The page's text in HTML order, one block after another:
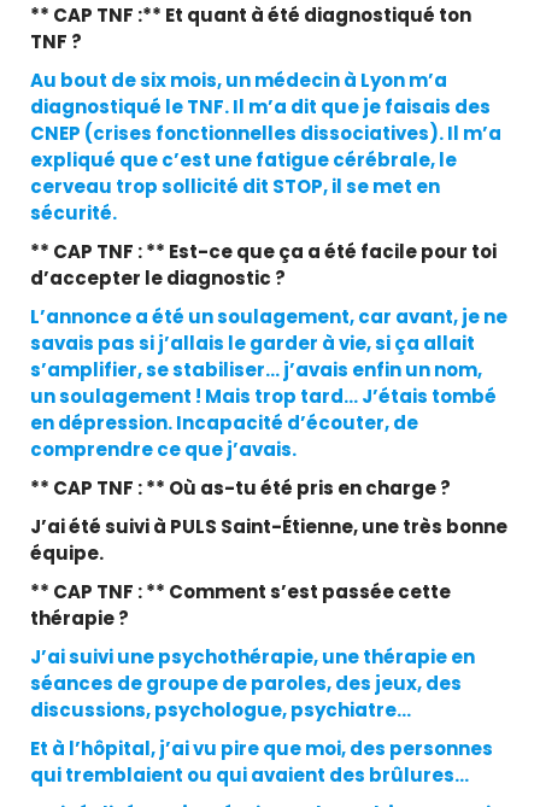
** CAP TNF :** Et quant à été diagnostiqué ton
TNF ?
Au bout de six mois, un médecin à Lyon m’a
diagnostiqué le TNF. Il m’a dit que je faisais des
CNEP (crises fonctionnelles dissociatives). Il m’a
expliqué que c’est une fatigue cérébrale, le
cerveau trop sollicité dit STOP, il se met en
sécurité.
** CAP TNF : ** Est-ce que ça a été facile pour toi
d’accepter le diagnostic ?
L’annonce a été un soulagement, car avant, je ne
savais pas si j’allais le garder à vie, si ça allait
s’amplifier, se stabiliser… j’avais enfin un nom,
un soulagement ! Mais trop tard… J’étais tombé
en dépression. Incapacité d’écouter, de
comprendre ce que j’avais.
** CAP TNF : ** Où as-tu été pris en charge ?
J’ai été suivi à PULS Saint-Étienne, une très bonne
équipe.
** CAP TNF : ** Comment s’est passée cette
thérapie ?
J’ai suivi une psychothérapie, une thérapie en
séances de groupe de paroles, des jeux, des
discussions, psychologue, psychiatre…
Et à l’hôpital, j’ai vu pire que moi, des personnes
qui tremblaient ou qui avaient des brûlures…